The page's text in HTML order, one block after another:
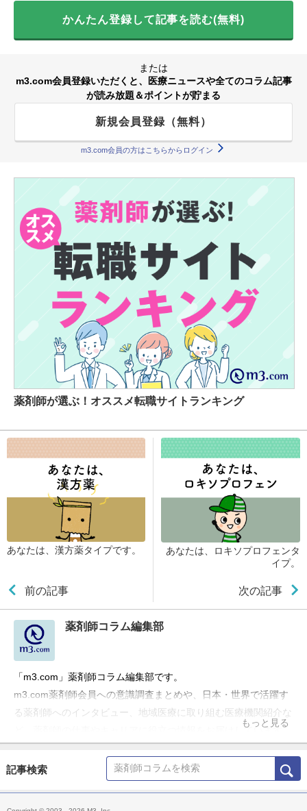
かんたん登録して記事を読む(無料)
または
m3.com会員登録いただくと、医療ニュースや全てのコラム記事
が読み放題＆ポイントが貯まる
新規会員登録（無料）
m3.com会員の方はこちらからログイン
薬剤師が選ぶ！オススメ転職サイトランキング
あなたは、漢方薬タイプです。
前の記事
あなたは、ロキソプロフェンタ
イプ。
次の記事
薬剤師コラム編集部
「m3.com」薬剤師コラム編集部です。
m3.com薬剤師会員への意識調査まとめや、日本・世界で活躍す
る薬剤師へのインタビュー、地域医療に取り組む医療機関紹介な
ど、薬剤師の仕事やキャリアに役立つ情報をお届けしています。
もっと見る
記事検索